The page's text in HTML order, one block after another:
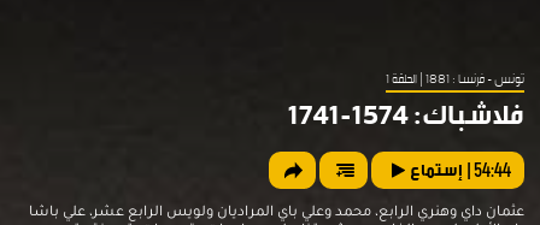
تونس - فرنسا : 1881 | الحلقة 1
فلاشباك: 1574-1741
54:44| إستماع
عثمان داي وهنري الرابع، محمد وعلي باي المراديان ولويس الرابع عشر، علي باشا